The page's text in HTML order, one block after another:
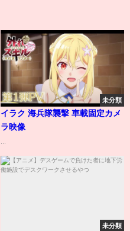
未分類
イラク 海兵隊襲撃 車載固定カメ
ラ映像
未分類